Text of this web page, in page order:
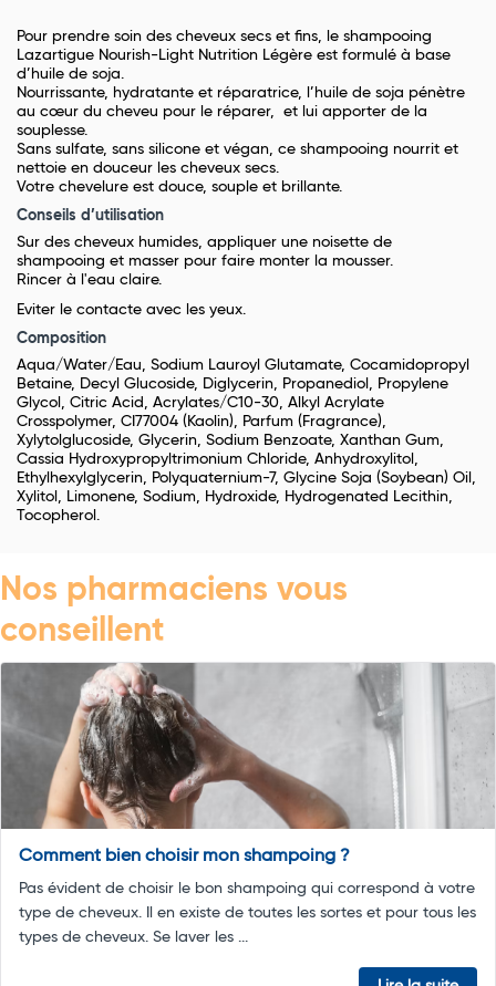
Pour prendre soin des cheveux secs et fins, le shampooing
Lazartigue Nourish-Light Nutrition Légère est formulé à base
d’huile de soja.
Nourrissante, hydratante et réparatrice, l’huile de soja pénètre
au cœur du cheveu pour le réparer, et lui apporter de la
souplesse.
Sans sulfate, sans silicone et végan, ce shampooing nourrit et
nettoie en douceur les cheveux secs.
Votre chevelure est douce, souple et brillante.
Conseils d’utilisation
Sur des cheveux humides, appliquer une noisette de
shampooing et masser pour faire monter la mousser.
Rincer à l'eau claire.
Eviter le contacte avec les yeux.
Composition
Aqua/Water/Eau, Sodium Lauroyl Glutamate, Cocamidopropyl
Betaine, Decyl Glucoside, Diglycerin, Propanediol, Propylene
Glycol, Citric Acid, Acrylates/C10-30, Alkyl Acrylate
Crosspolymer, CI77004 (Kaolin), Parfum (Fragrance),
Xylytolglucoside, Glycerin, Sodium Benzoate, Xanthan Gum,
Cassia Hydroxypropyltrimonium Chloride, Anhydroxylitol,
Ethylhexylglycerin, Polyquaternium-7, Glycine Soja (Soybean) Oil,
Xylitol, Limonene, Sodium, Hydroxide, Hydrogenated Lecithin,
Tocopherol.
Nos pharmaciens vous
conseillent
Comment bien choisir mon shampoing ?
Pas évident de choisir le bon shampoing qui correspond à votre
type de cheveux. Il en existe de toutes les sortes et pour tous les
types de cheveux. Se laver les ...